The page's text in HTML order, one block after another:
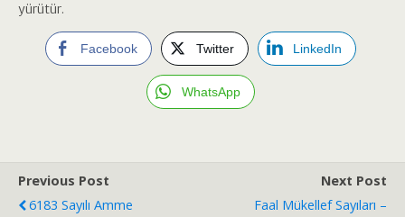
yürütür.
Facebook Twitter LinkedIn
WhatsApp
Previous Post
6183 Sayılı Amme
Next Post
Faal Mükellef Sayıları –